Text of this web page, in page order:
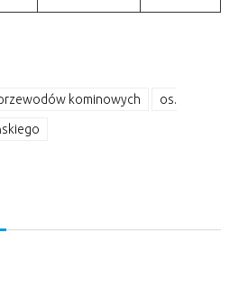
kominowych os.